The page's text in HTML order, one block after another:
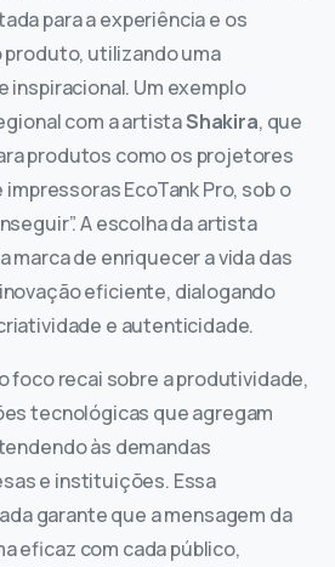
para a experiência e os
utilizando uma
inspiracional. Um exemplo
com a artistaShakira, que
produtos como os projetores
EcoTank Pro, sob o
A escolha da artista
marca de enriquecer a vida das
eficiente, dialogando
e autenticidade.
foco recai sobre a produtividade,
tecnológicas que agregam
às demandas
e instituições. Essa
garante que a mensagem da
eficaz com cada público,